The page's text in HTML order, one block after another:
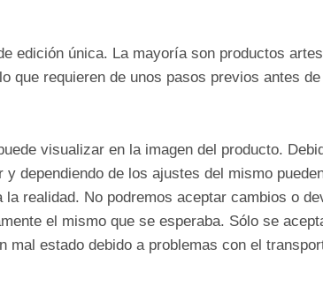
edición única. La mayoría son productos
que requieren de unos pasos previos antes
visualizar en la imagen del producto.
dependiendo de los ajustes del mismo
realidad. No podremos aceptar cambios o
el mismo que se esperaba. Sólo se
mal estado debido a problemas con el